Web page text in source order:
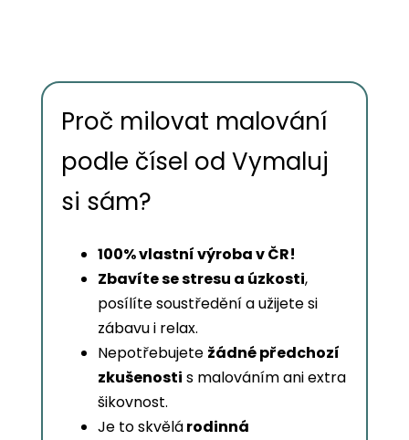
Proč milovat malování
podle čísel od Vymaluj
si sám?
100% vlastní výroba v ČR!
Zbavíte se stresu a úzkosti,
posílíte soustředění a užijete si
zábavu i relax.
Nepotřebujete žádné předchozí
zkušenosti s malováním ani extra
šikovnost.
Je to skvělárodinná